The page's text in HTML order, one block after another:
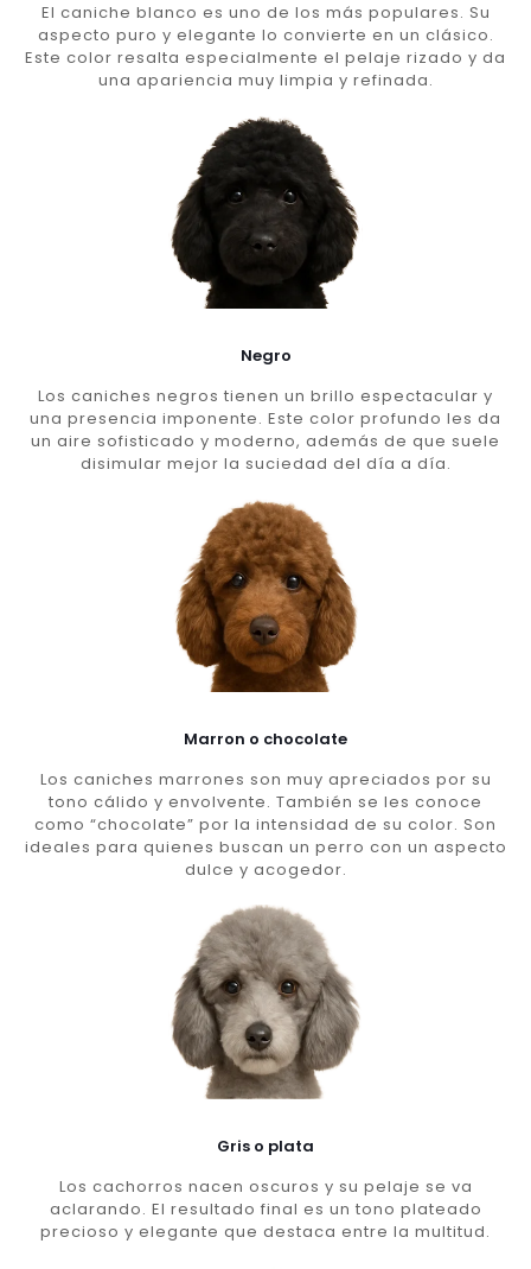
El caniche blanco es uno de los más populares. Su
aspecto puro y elegante lo convierte en un clásico.
Este color resalta especialmente el pelaje rizado y da
una apariencia muy limpia y refinada.
Negro
Los caniches negros tienen un brillo espectacular y
una presencia imponente. Este color profundo les da
un aire sofisticado y moderno, además de que suele
disimular mejor la suciedad del día a día.
Marron o chocolate
Los caniches marrones son muy apreciados por su
tono cálido y envolvente. También se les conoce
como “chocolate” por la intensidad de su color. Son
ideales para quienes buscan un perro con un aspecto
dulce y acogedor.
Gris o plata
Los cachorros nacen oscuros y su pelaje se va
aclarando. El resultado final es un tono plateado
precioso y elegante que destaca entre la multitud.